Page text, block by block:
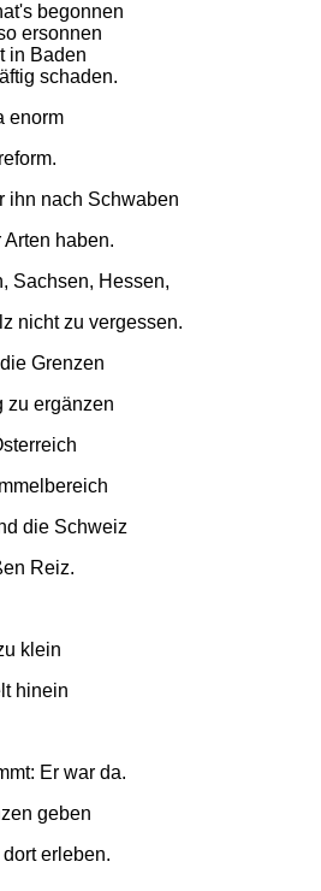
begonnen
ersonnen
in Baden
schaden.
enorm
ihn nach Schwaben
haben.
Sachsen, Hessen,
nicht zu vergessen.
Grenzen
zu ergänzen
die Schweiz
Reiz.
klein
hinein
Er war da.
geben
erleben.